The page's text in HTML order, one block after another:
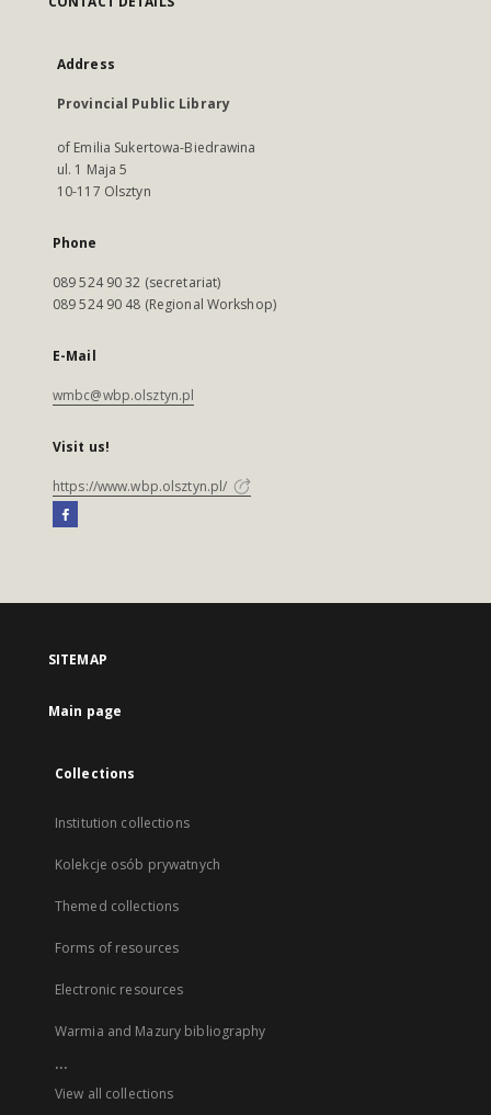
Address
Provincial Public Library
of Emilia Sukertowa-Biedrawina
ul. 1 Maja 5
10-117 Olsztyn
Phone
089 524 90 32 (secretariat)
089 524 90 48 (Regional Workshop)
E-Mail
wmbc@wbp.olsztyn.pl
Visit us!
https://www.wbp.olsztyn.pl/
SITEMAP
Main page
Collections
Institution collections
Kolekcje osób prywatnych
Themed collections
Forms of resources
Electronic resources
Warmia and Mazury bibliography
...
View all collections